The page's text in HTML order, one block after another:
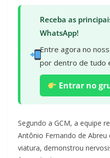
Receba as
WhatsApp!
Entre agora no
por dentro de tudo
Entrar no
Segundo a GCM, a equipe
Antônio Fernando de
viatura, demonstrou